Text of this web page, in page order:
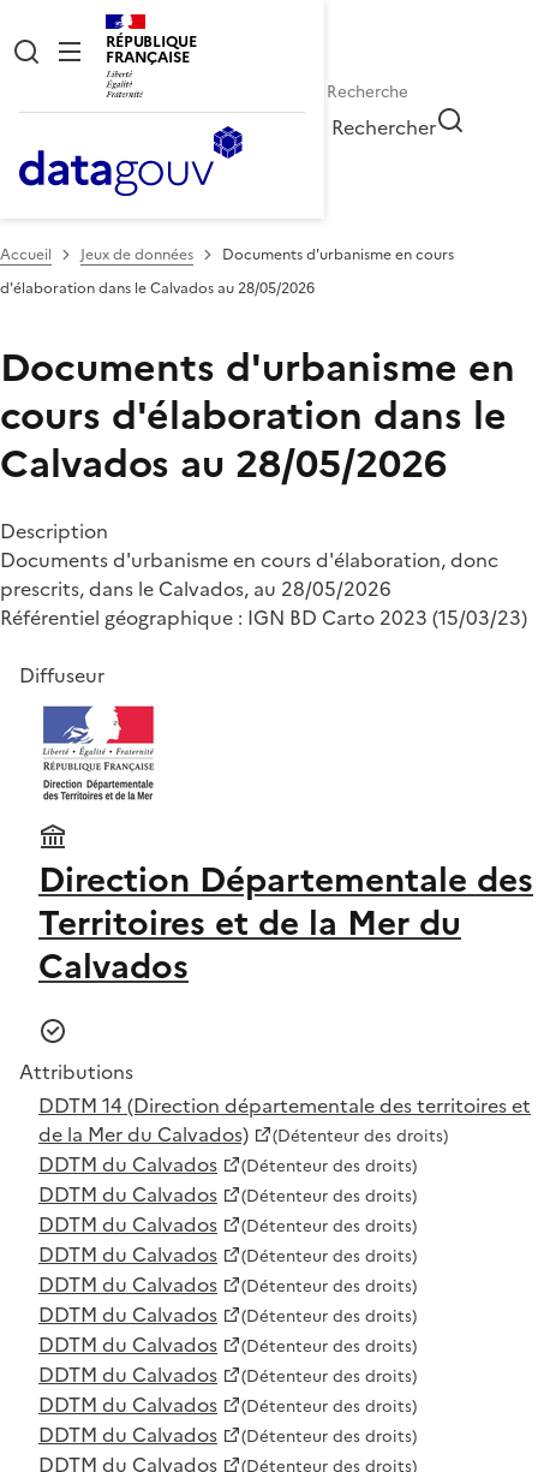
RÉPUBLIQUE
FRANÇAISE
Rechercher
Accueil Jeux de données
Documents d'urbanisme en cours
d'élaboration dans le Calvados au 28/05/2026
Documents d'urbanisme en
cours d'élaboration dans le
Calvados au 28/05/2026
Description
Documents d'urbanisme en cours d'élaboration, donc
prescrits, dans le Calvados, au 28/05/2026
Référentiel géographique : IGN BD Carto 2023 (15/03/23)
Diffuseur
Direction Départementale des
Territoires et de la Mer du
Calvados
Attributions
DDTM 14 (Direction départementale des territoires et
de la Mer du Calvados)
(Détenteur des droits)
DDTM du Calvados (Détenteur des droits)
DDTM du Calvados (Détenteur des droits)
DDTM du Calvados (Détenteur des droits)
DDTM du Calvados (Détenteur des droits)
DDTM du Calvados (Détenteur des droits)
DDTM du Calvados (Détenteur des droits)
DDTM du Calvados (Détenteur des droits)
DDTM du Calvados (Détenteur des droits)
DDTM du Calvados (Détenteur des droits)
DDTM du Calvados (Détenteur des droits)
DDTM du Calvados (Détenteur des droits)